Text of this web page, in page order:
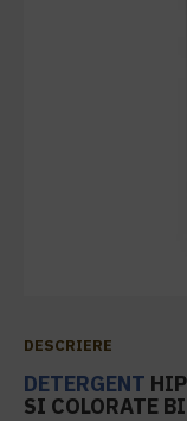
DESCRIERE
DETERGENT
SI COLORATE